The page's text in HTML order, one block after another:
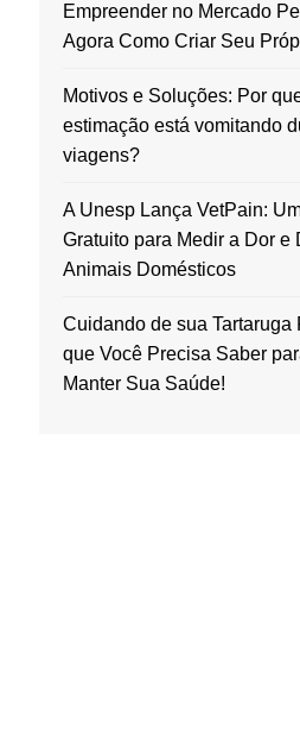
Empreender no Mercado
Agora Como Criar Seu
Motivos e Soluções: Por
estimação está vomitando
viagens?
A Unesp Lança VetPain:
Gratuito para Medir a Dor e
Animais Domésticos
Cuidando de sua Tartaruga
que Você Precisa Saber
Manter Sua Saúde!